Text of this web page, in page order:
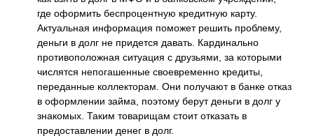
где оформить беспроцентную кредитную карту.
Актуальная информация поможет решить проблему,
деньги в долг не придется давать. Кардинально
противоположная ситуация с друзьями, за которыми
числятся непогашенные своевременно кредиты,
переданные коллекторам. Они получают в банке отказ
в оформлении займа, поэтому берут деньги в долг у
знакомых. Таким товарищам стоит отказать в
предоставлении денег в долг.